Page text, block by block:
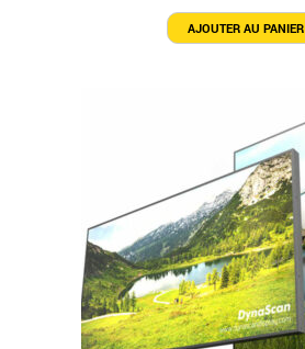
AJOUTER AU PANIER